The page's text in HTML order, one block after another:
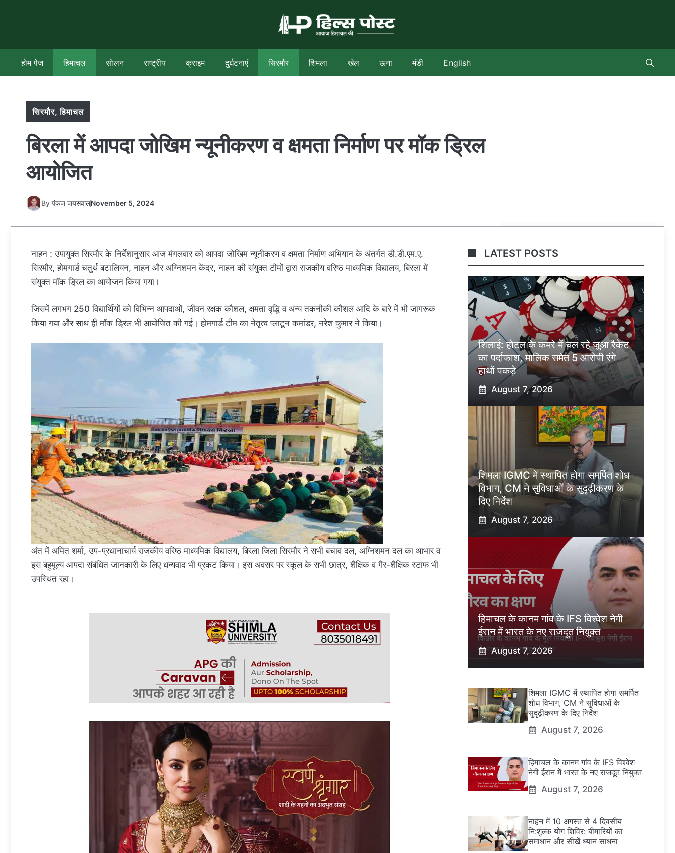
होम पेज हिमाचल सोलन राष्ट्रीय क्राइम दुर्घटनाएं सिरमौर शिमला खेल ऊना मंडी English
सिरमौर,हिमाचल
बिरला में आपदा जोखिम न्यूनीकरण व क्षमता निर्माण पर मॉक ड्रिल
आयोजित
By पंकज जयसवालNovember 5, 2024
नाहन : उपायुक्त सिरमौर के निर्देशानुसार आज मंगलवार को आपदा जोखिम न्यूनीकरण व क्षमता निर्माण अभियान के अंतर्गत डी.डी.एम.ए.
सिरमौर, होमगार्ड चतुर्थ बटालियन, नाहन और अग्निशमन केंद्र, नाहन की संयुक्त टीमों द्वारा राजकीय वरिष्ठ माध्यमिक विद्यालय, बिरला में
संयुक्त मॉक ड्रिल का आयोजन किया गया।
जिसमें लगभग 250 विद्यार्थियों को विभिन्न आपदाओं, जीवन रक्षक कौशल, क्षमता वृद्धि व अन्य तकनीकी कौशल आदि के बारे में भी जागरूक
किया गया और साथ ही मॉक ड्रिल भी आयोजित की गई। होमगार्ड टीम का नेतृत्व प्लाटून कमांडर, नरेश कुमार ने किया।
अंत में अमित शर्मा, उप-प्रधानाचार्य राजकीय वरिष्ठ माध्यमिक विद्यालय, बिरला जिला सिरमौर ने सभी बचाव दल, अग्निशमन दल का आभार व
इस बहुमूल्य आपदा संबंधित जानकारी के लिए धन्यवाद भी प्रकट किया। इस अवसर पर स्कूल के सभी छात्र, शैक्षिक व गैर-शैक्षिक स्टाफ भी
उपस्थित रहा।
LATEST POSTS
शिलाई: होटल के कमरे में चल रहे जुआ रैकेट
का पर्दाफाश, मालिक समेत 5 आरोपी रंगे
हाथों पकड़े
August 7, 2026
शिमला IGMC में स्थापित होगा समर्पित शोध
विभाग, CM ने सुविधाओं के सुदृढ़ीकरण के
दिए निर्देश
August 7, 2026
हिमाचल के कानम गांव के IFS विश्वेश नेगी
ईरान में भारत के नए राजदूत नियुक्त
August 7, 2026
शिमला IGMC में स्थापित होगा समर्पित
शोध विभाग, CM ने सुविधाओं के
सुदृढ़ीकरण के दिए निर्देश
August 7, 2026
हिमाचल के कानम गांव के IFS विश्वेश
नेगी ईरान में भारत के नए राजदूत नियुक्त
August 7, 2026
नाहन में 10 अगस्त से 4 दिवसीय
नि:शुल्क योग शिविर: बीमारियों का
समाधान और सीखें ध्यान साधना